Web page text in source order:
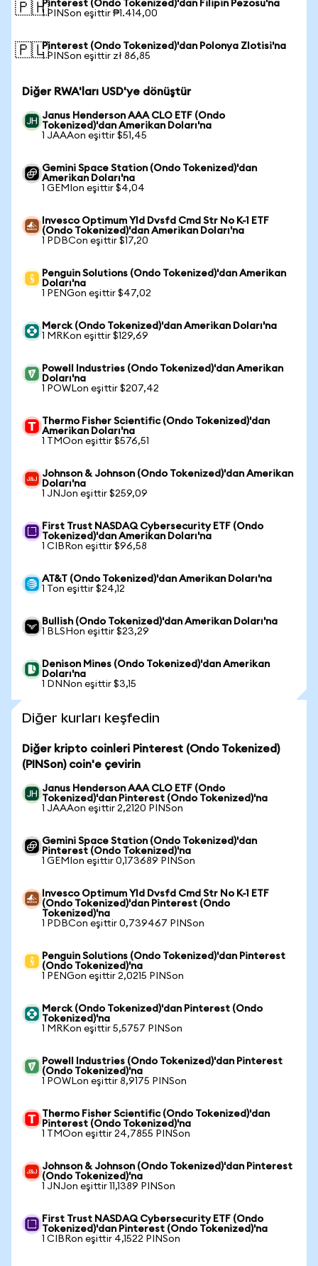
🇵🇭Pinterest (Ondo Tokenized)'dan Filipin Pezosu'na
1 PINSon eşittir ₱1.414,00
🇵🇱Pinterest (Ondo Tokenized)'dan Polonya Zlotisi'na
1 PINSon eşittir zł 86,85
Diğer RWA'ları USD'ye dönüştür
Janus Henderson AAA CLO ETF (Ondo
Tokenized)'dan Amerikan Doları'na
1 JAAAon eşittir $51,45
Gemini Space Station (Ondo Tokenized)'dan
Amerikan Doları'na
1 GEMIon eşittir $4,04
Invesco Optimum Yld Dvsfd Cmd Str No K-1 ETF
(Ondo Tokenized)'dan Amerikan Doları'na
1 PDBCon eşittir $17,20
Penguin Solutions (Ondo Tokenized)'dan Amerikan
Doları'na
1 PENGon eşittir $47,02
Merck (Ondo Tokenized)'dan Amerikan Doları'na
1 MRKon eşittir $129,69
Powell Industries (Ondo Tokenized)'dan Amerikan
Doları'na
1 POWLon eşittir $207,42
Thermo Fisher Scientific (Ondo Tokenized)'dan
Amerikan Doları'na
1 TMOon eşittir $576,51
Johnson & Johnson (Ondo Tokenized)'dan Amerikan
Doları'na
1 JNJon eşittir $259,09
First Trust NASDAQ Cybersecurity ETF (Ondo
Tokenized)'dan Amerikan Doları'na
1 CIBRon eşittir $96,58
AT&T (Ondo Tokenized)'dan Amerikan Doları'na
1 Ton eşittir $24,12
Bullish (Ondo Tokenized)'dan Amerikan Doları'na
1 BLSHon eşittir $23,29
Denison Mines (Ondo Tokenized)'dan Amerikan
Doları'na
1 DNNon eşittir $3,15
Diğer kurları keşfedin
Diğer kripto coinleri Pinterest (Ondo Tokenized)
(PINSon) coin'e çevirin
Janus Henderson AAA CLO ETF (Ondo
Tokenized)'dan Pinterest (Ondo Tokenized)'na
1 JAAAon eşittir 2,2120 PINSon
Gemini Space Station (Ondo Tokenized)'dan
Pinterest (Ondo Tokenized)'na
1 GEMIon eşittir 0,173689 PINSon
Invesco Optimum Yld Dvsfd Cmd Str No K-1 ETF
(Ondo Tokenized)'dan Pinterest (Ondo
Tokenized)'na
1 PDBCon eşittir 0,739467 PINSon
Penguin Solutions (Ondo Tokenized)'dan Pinterest
(Ondo Tokenized)'na
1 PENGon eşittir 2,0215 PINSon
Merck (Ondo Tokenized)'dan Pinterest (Ondo
Tokenized)'na
1 MRKon eşittir 5,5757 PINSon
Powell Industries (Ondo Tokenized)'dan Pinterest
(Ondo Tokenized)'na
1 POWLon eşittir 8,9175 PINSon
Thermo Fisher Scientific (Ondo Tokenized)'dan
Pinterest (Ondo Tokenized)'na
1 TMOon eşittir 24,7855 PINSon
Johnson & Johnson (Ondo Tokenized)'dan Pinterest
(Ondo Tokenized)'na
1 JNJon eşittir 11,1389 PINSon
First Trust NASDAQ Cybersecurity ETF (Ondo
Tokenized)'dan Pinterest (Ondo Tokenized)'na
1 CIBRon eşittir 4,1522 PINSon